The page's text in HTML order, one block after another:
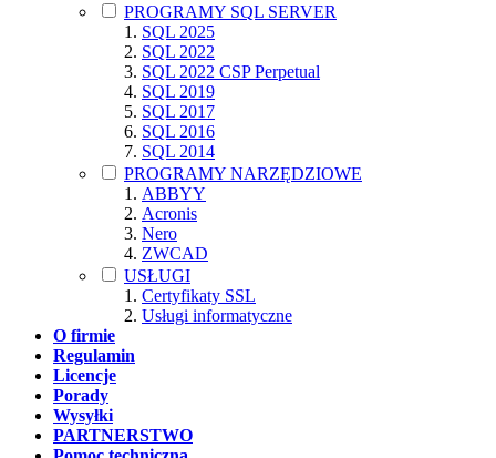
PROGRAMY SQL SERVER
SQL 2025
SQL 2022
SQL 2022 CSP Perpetual
SQL 2019
SQL 2017
SQL 2016
SQL 2014
PROGRAMY NARZĘDZIOWE
ABBYY
Acronis
Nero
ZWCAD
USŁUGI
Certyfikaty SSL
Usługi informatyczne
O firmie
Regulamin
Licencje
Porady
Wysyłki
PARTNERSTWO